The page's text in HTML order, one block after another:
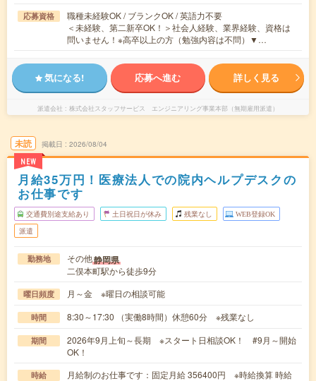
応募資格
職種未経験OK / ブランクOK / 英語力不要
＜未経験、第二新卒OK！＞社会人経験、業界経験、資格は
問いません！※高卒以上の方（勉強内容は不問）▼…
気になる! 応募へ進む 詳しく見る
派遣会社 株式会社スタッフサービス エンジニアリング事業本部（無期雇用派遣）
未読
NEW
掲載日 2026/08/04
月給35万円！医療法人での院内ヘルプデスクの
お仕事です
交通費別途支給あり 土日祝日が休み 残業なし WEB登録OK
派遣
勤務地 その他静岡県
二俣本町駅から徒歩9分
曜日頻度 月～金 ※曜日の相談可能
時間 8:30～17:30 （実働8時間）休憩60分 ※残業なし
期間
2026年9月上旬～長期 ※スタート日相談OK！ #9月～開始
OK！
時給
月給制のお仕事です：固定月給 356400円 ※時給換算 時給